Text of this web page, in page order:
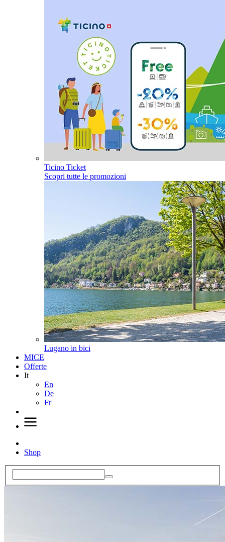
Ticino Ticket
Scopri tutte le promozioni
Lugano in bici
MICE
Offerte
It
En
De
Fr
Shop